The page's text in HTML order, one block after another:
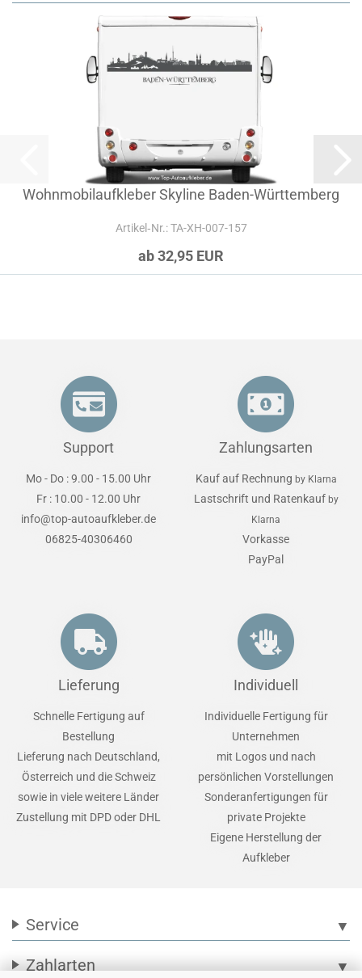
Wohnmobilaufkleber Skyline Baden-Württemberg
Artikel‑Nr.: TA-XH-007-157
ab 32,95 EUR
Support
Mo - Do : 9.00 - 15.00 Uhr
Fr : 10.00 - 12.00 Uhr
info@top-autoaufkleber.de
06825-40306460
Zahlungsarten
Kauf auf Rechnung by Klarna
Lastschrift und Ratenkauf by
Klarna
Vorkasse
PayPal
Lieferung
Schnelle Fertigung auf
Bestellung
Lieferung nach Deutschland,
Österreich und die Schweiz
sowie in viele weitere Länder
Zustellung mit DPD oder DHL
Individuell
Individuelle Fertigung für
Unternehmen
mit Logos und nach
persönlichen Vorstellungen
Sonderanfertigungen für
private Projekte
Eigene Herstellung der
Aufkleber
Service ▼
Zahlarten ▼